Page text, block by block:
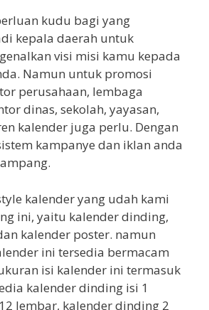
kudu bagi yang
kepala daerah untuk
visi misi kamu kepada
Namun untuk promosi
perusahaan, lembaga
dinas, sekolah, yayasan,
kalender juga perlu. Dengan
kampanye dan iklan anda
kalender yang udah kami
ini, yaitu kalender dinding,
kalender poster. namun
ini tersedia bermacam
isi kalender ini termasuk
kalender dinding isi 1
lembar, kalender dinding 2